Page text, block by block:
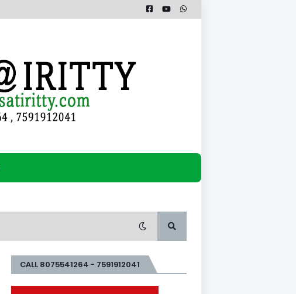
CALL 8075541264 - 7591912041